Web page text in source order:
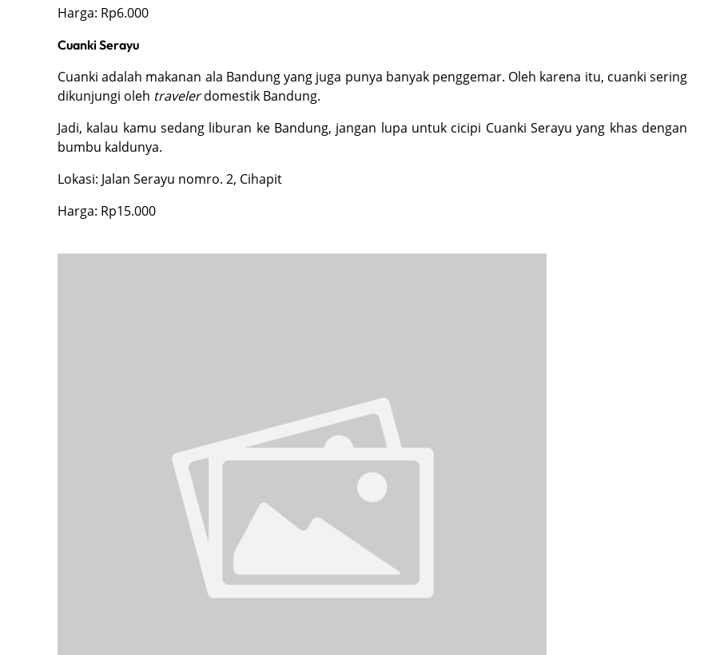
Harga: Rp6.000
Cuanki Serayu
Cuanki adalah makanan ala Bandung yang juga punya banyak penggemar. Oleh karena itu, cuanki sering
dikunjungi oleh travelerdomestik Bandung.
Jadi, kalau kamu sedang liburan ke Bandung, jangan lupa untuk cicipi Cuanki Serayu yang khas dengan
bumbu kaldunya.
Lokasi: Jalan Serayu nomro. 2, Cihapit
Harga: Rp15.000